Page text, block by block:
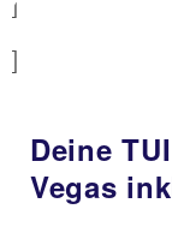
Previous
Previous
Deine
Vegas